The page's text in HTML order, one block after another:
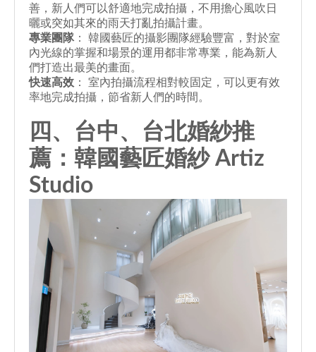
善，新人們可以舒適地完成拍攝，不用擔心風吹日
曬或突如其來的雨天打亂拍攝計畫。
專業團隊： 韓國藝匠的攝影團隊經驗豐富，對於室
內光線的掌握和場景的運用都非常專業，能為新人
們打造出最美的畫面。
快速高效 ： 室內拍攝流程相對較固定，可以更有效
率地完成拍攝，節省新人們的時間。
四、台中、 台北婚紗推
薦 ： 韓國藝匠婚紗 Artiz
Studio